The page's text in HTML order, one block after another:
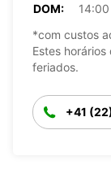
DOM:
*com custos
Estes
feriados.
+41